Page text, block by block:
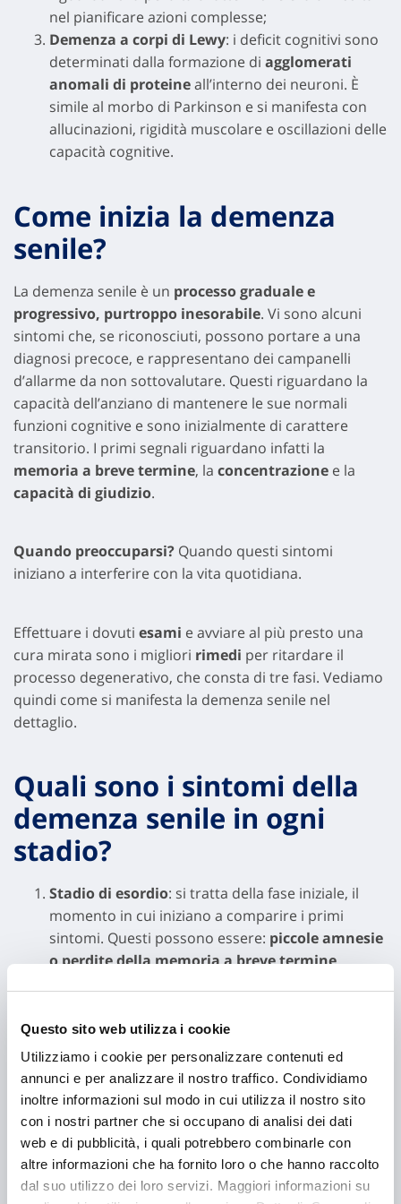
Questo sito web utilizza i cookie
Utilizziamo i cookie per personalizzare contenuti ed
annunci e per analizzare il nostro traffico. Condividiamo
inoltre informazioni sul modo in cui utilizza il nostro sito
con i nostri partner che si occupano di analisi dei dati
web e di pubblicità, i quali potrebbero combinarle con
altre informazioni che ha fornito loro o che hanno raccolto
dal suo utilizzo dei loro servizi. Maggiori informazioni su
nel pianificare azioni complesse;
Demenza a corpi di Lewy: i deficit cognitivi sono
determinati dalla formazione di agglomerati
anomali di proteineall’interno dei neuroni. È
simile al morbo di Parkinson e si manifesta con
allucinazioni, rigidità muscolare e oscillazioni delle
capacità cognitive.
Come inizia la demenza
senile?
La demenza senile è un processo graduale e
progressivo, purtroppo inesorabile. Vi sono alcuni
sintomi che, se riconosciuti, possono portare a una
diagnosi precoce, e rappresentano dei campanelli
d’allarme da non sottovalutare. Questi riguardano la
capacità dell’anziano di mantenere le sue normali
funzioni cognitive e sono inizialmente di carattere
transitorio. I primi segnali riguardano infatti la
memoria a breve termine, la concentrazione e la
capacità di giudizio.
Quando preoccuparsi? Quando questi sintomi
iniziano a interferire con la vita quotidiana.
Effettuare i dovuti esami e avviare al più presto una
cura mirata sono i migliori rimedi per ritardare il
processo degenerativo, che consta di tre fasi. Vediamo
quindi come si manifesta la demenza senile nel
dettaglio.
Quali sono i sintomi della
demenza senile in ogni
stadio?
Stadio di esordio: si tratta della fase iniziale, il
momento in cui iniziano a comparire i primi
sintomi. Questi possono essere: piccole amnesie
o perdite della memoria a breve termine,
nonché atteggiamenti passivi, tendenza all’apatia
e mancanza di iniziativa.
Stadio intermedio : la fase intermedia vede il
persistere dei sintomi iniziali e l’aggiunta di un
peggioramento nella padronanza del
linguaggio, nelle capacità di ragionamento e nella
memoria a lungo termine. Inoltre, si manifestano
problemi visivi, confusione e instabilità emotiva.